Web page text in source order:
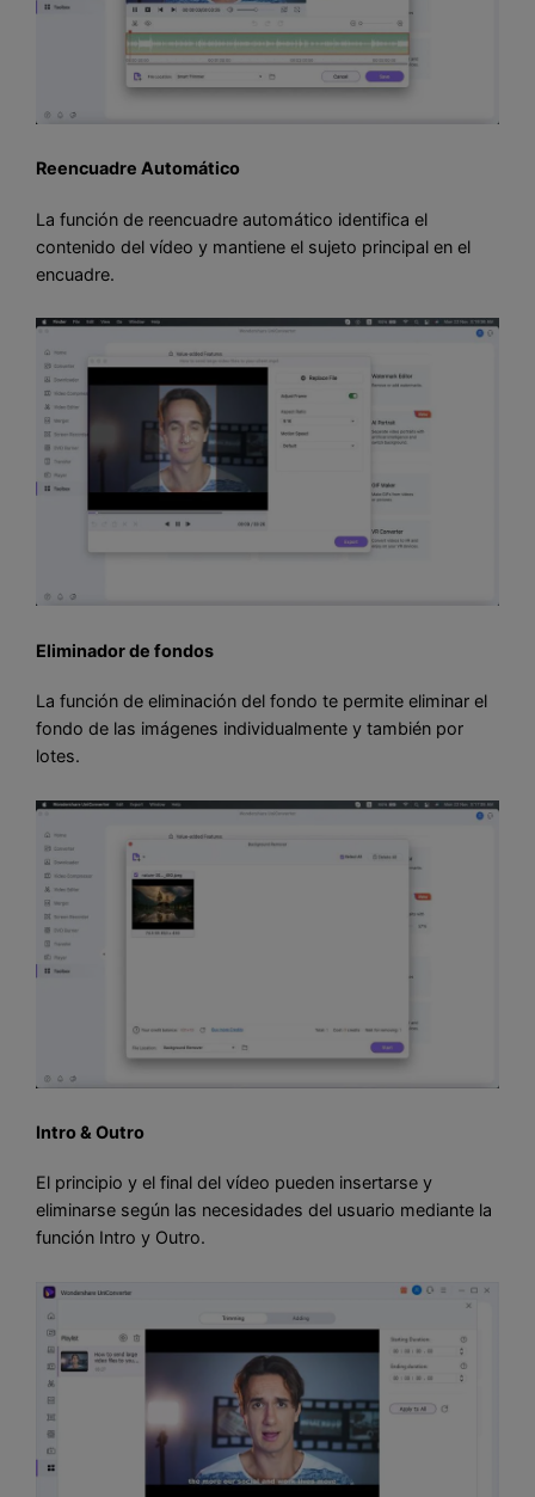
Reencuadre Automático
La función de reencuadre automático identifica el
contenido del vídeo y mantiene el sujeto principal en el
encuadre.
Eliminador de fondos
La función de eliminación del fondo te permite eliminar el
fondo de las imágenes individualmente y también por
lotes.
Intro & Outro
El principio y el final del vídeo pueden insertarse y
eliminarse según las necesidades del usuario mediante la
función Intro y Outro.